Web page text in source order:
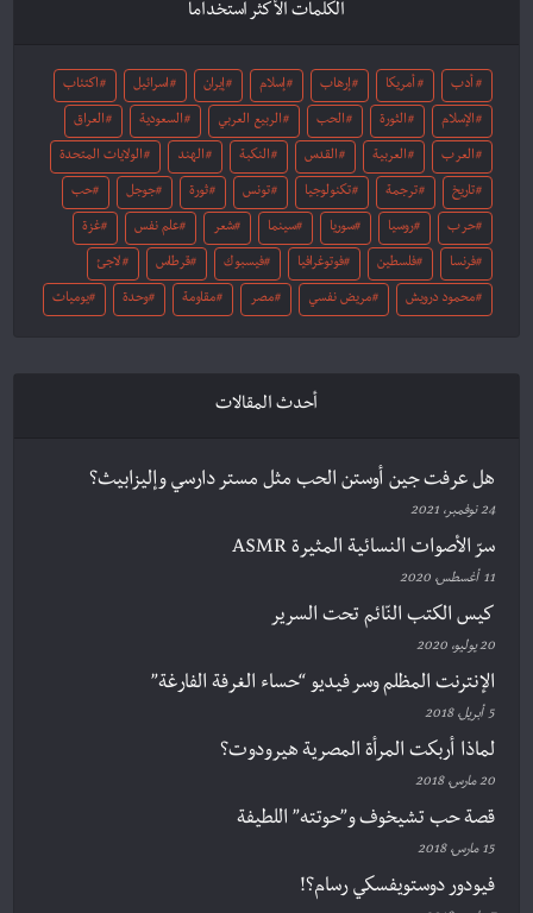
الكلمات الأكثر استخداما
أدب أمريكا إرهاب إسلام إيران اسرائيل اكتئاب
الإسلام الثورة الحب الربيع العربي السعودية العراق
العرب العربية القدس النكبة الهند الولايات المتحدة
تاريخ ترجمة تكنولوجيا تونس ثورة جوجل حب
حرب روسيا سوريا سينما شعر علم نفس غزة
فرنسا فلسطين فوتوغرافيا فيسبوك قرطاس لاجئ
محمود درويش مريض نفسي مصر مقاومة وحدة يوميات
أحدث المقالات
هل عرفت جين أوستن الحب مثل مستر دارسي وإليزابيث؟
24 نوفمبر، 2021
سرّ الأصوات النسائية المثيرة ASMR
11 أغسطس، 2020
كيس الكتب النّائم تحت السرير
20 يوليو، 2020
الإنترنت المظلم وسر فيديو “حساء الغرفة الفارغة”
5 أبريل، 2018
لماذا أربكت المرأة المصرية هيرودوت؟
20 مارس، 2018
قصة حب تشيخوف و”حوتته” اللطيفة
15 مارس، 2018
فيودور دوستويفسكي رسام؟!